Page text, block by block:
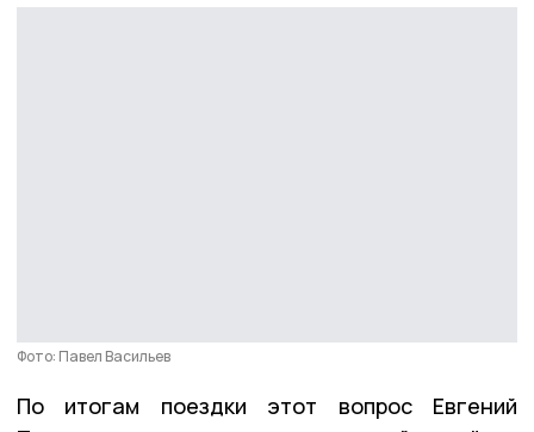
Фото: Павел Васильев
По итогам поездки этот вопрос Евгений